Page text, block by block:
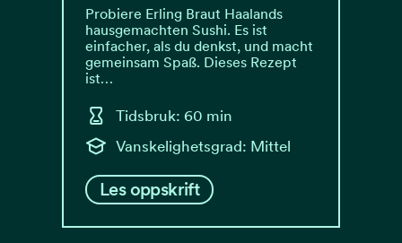
Probiere Erling Braut Haalands
hausgemachten Sushi. Es ist
einfacher, als du denkst, und macht
gemeinsam Spaß. Dieses Rezept
ist…
Tidsbruk: 60 min
Vanskelighetsgrad: Mittel
Les oppskrift